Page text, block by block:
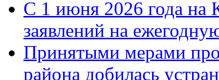
С 1 июня 2026 года на
заявлений на
Принятыми мерами
района добилась